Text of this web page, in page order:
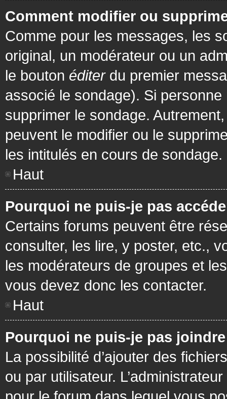
Comment modifier ou
Comme pour les messages, les
original, un modérateur ou un
le bouton éditerdu premier
associé le sondage). Si personne
supprimer le sondage.
peuvent le modifier ou le
les intitulés en cours de sondage.
Haut
Pourquoi ne puis-je pas
Certains forums peuvent être
consulter, les lire, y poster, etc.,
les modérateurs de groupes et
vous devez donc les contacter.
Haut
Pourquoi ne puis-je pas
La possibilité d’ajouter des
ou par utilisateur.